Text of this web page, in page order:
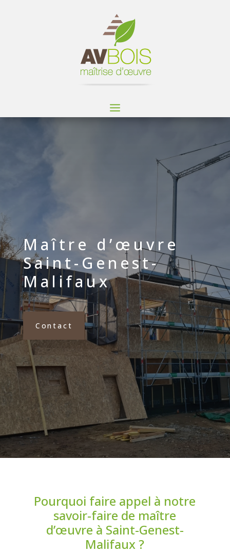
Maître d’œuvre
Saint-Genest-
Malifaux
Contact
Pourquoi faire appel à notre
savoir-faire de maître
d’œuvre à Saint-Genest-
Malifaux ?